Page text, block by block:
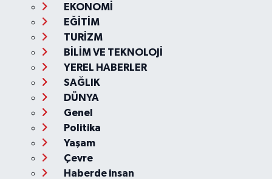
EKONOMİ
EĞİTİM
TURİZM
BİLİM VE TEKNOLOJİ
YEREL HABERLER
SAĞLIK
DÜNYA
Genel
Politika
Yaşam
Çevre
Haberde insan